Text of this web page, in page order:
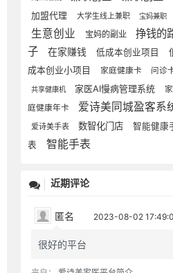
加盟代理 大学生线上兼职 宝妈兼职
生意创业 宝妈的副业
挣钱的
子
在家赚钱 低成本创业项目
成本创业小项目
家庭健康卡 问诊
共享健康机 家医AI慢病管理系统
家
庭健康年卡
爱诗美同城盈客系
爱诗美手表 数智化门店
智能健康
表
智能手表
近期评论
匿名 2023-08-02
很好的平台